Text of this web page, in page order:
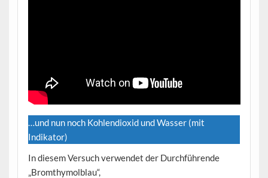
…und nun noch Kohlendioxid und Wasser (mit
Indikator)
In diesem Versuch verwendet der Durchführende
„Bromthymolblau“,